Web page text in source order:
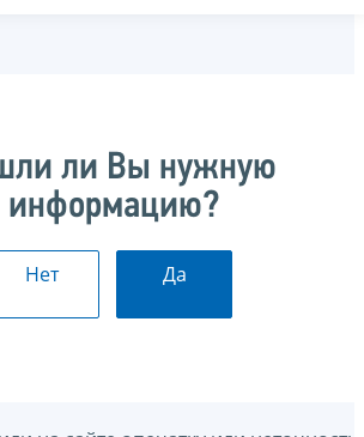
ли Вы нужную
информацию?
Нет Да